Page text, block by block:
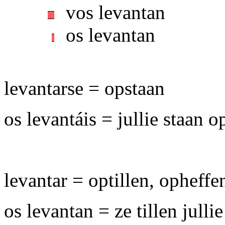
vos levantan
os levantan
levantarse = opstaan
os levantáis = jullie staan
levantar = optillen,
os levantan = ze tillen